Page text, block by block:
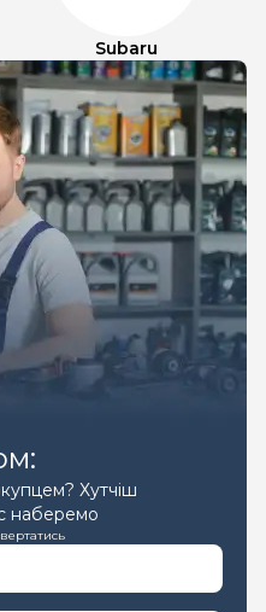
Subaru
Хутчіш
наберемо